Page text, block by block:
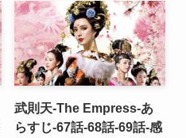
武則天-The Empress-あ
らすじ-67話-68話-69話-感